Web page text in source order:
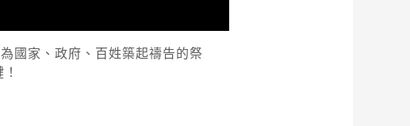
國家、政府、百姓築起禱告的祭